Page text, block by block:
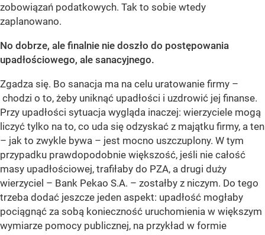
zobowiązań podatkowych. Tak to sobie wtedy
zaplanowano.
No dobrze, ale finalnie nie doszło do postępowania
upadłościowego, ale sanacyjnego.
Zgadza się. Bo sanacja ma na celu uratowanie firmy –
chodzi o to, żeby uniknąć upadłości i uzdrowić jej finanse.
Przy upadłości sytuacja wygląda inaczej: wierzyciele mogą
liczyć tylko na to, co uda się odzyskać z majątku firmy, a ten
– jak to zwykle bywa – jest mocno uszczuplony. W tym
przypadku prawdopodobnie większość, jeśli nie całość
masy upadłościowej, trafiłaby do PZA, a drugi duży
wierzyciel – Bank Pekao S.A. – zostałby z niczym. Do tego
trzeba dodać jeszcze jeden aspekt: upadłość mogłaby
pociągnąć za sobą konieczność uruchomienia w większym
wymiarze pomocy publicznej, na przykład w formie